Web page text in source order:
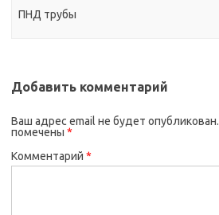
ПНД трубы
Добавить комментарий
Ваш адрес email не будет опубликован.
помечены *
Комментарий *